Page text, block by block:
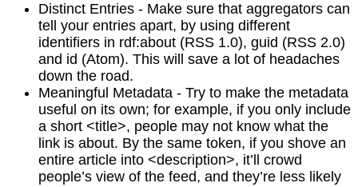
Distinct Entries - Make sure that aggregators can
tell your entries apart, by using different
identifiers in rdf:about (RSS 1.0), guid (RSS 2.0)
and id (Atom). This will save a lot of headaches
down the road.
Meaningful Metadata - Try to make the metadata
useful on its own; for example, if you only include
a short <title>, people may not know what the
link is about. By the same token, if you shove an
entire article into <description>, it’ll crowd
people’s view of the feed, and they’re less likely